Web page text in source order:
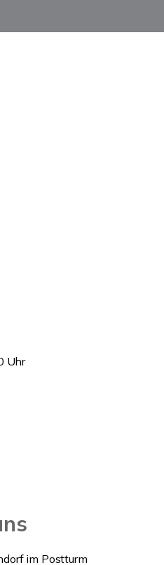
Uhr
im Postturm